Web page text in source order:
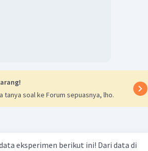
tanya soal ke Forum sepuasnya, lho.
berikut ini! Dari data di